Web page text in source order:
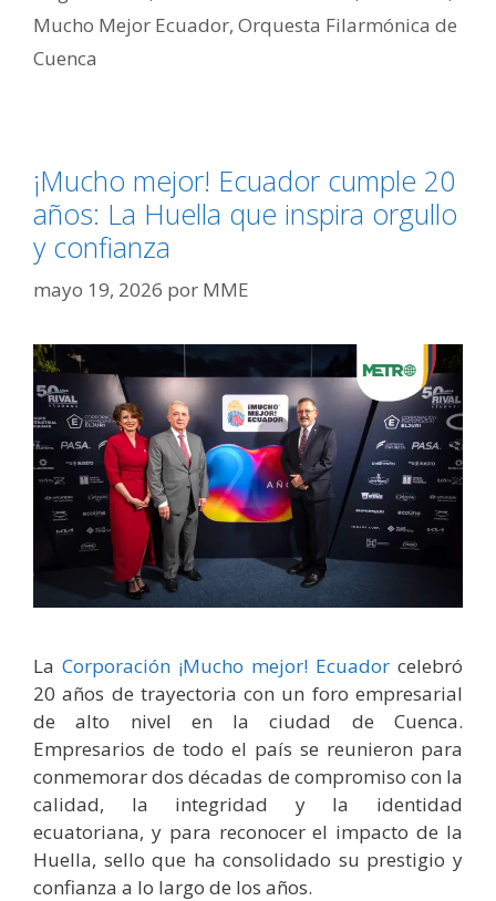
Mucho Mejor Ecuador, Orquesta Filarmónica de
Cuenca
¡Mucho mejor! Ecuador cumple 20
años: La Huella que inspira orgullo
y confianza
mayo 19, 2026 por MME
La Corporación ¡Mucho mejor! Ecuador celebró
20 años de trayectoria con un foro empresarial
de alto nivel en la ciudad de Cuenca.
Empresarios de todo el país se reunieron para
conmemorar dos décadas de compromiso con la
calidad, la integridad y la identidad
ecuatoriana, y para reconocer el impacto de la
Huella, sello que ha consolidado su prestigio y
confianza a lo largo de los años.